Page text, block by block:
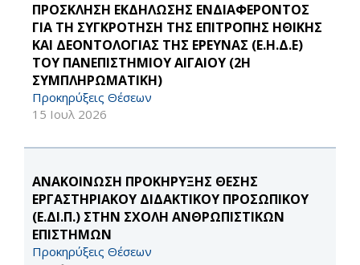
ΠΡΟΣΚΛΗΣΗ ΕΚΔΗΛΩΣΗΣ ΕΝΔΙΑΦΕΡΟΝΤΟΣ
ΓΙΑ ΤΗ ΣΥΓΚΡΟΤΗΣΗ ΤΗΣ ΕΠΙΤΡΟΠΗΣ ΗΘΙΚΗΣ
ΚΑΙ ΔΕΟΝΤΟΛΟΓΙΑΣ ΤΗΣ ΕΡΕΥΝΑΣ (Ε.Η.Δ.Ε)
ΤΟΥ ΠΑΝΕΠΙΣΤΗΜΙΟΥ ΑΙΓΑΙΟΥ (2Η
ΣΥΜΠΛΗΡΩΜΑΤΙΚΗ)
Προκηρύξεις Θέσεων
15 Ιουλ 2026
ΑΝΑΚΟΙΝΩΣΗ ΠΡΟΚΗΡΥΞΗΣ ΘΕΣΗΣ
ΕΡΓΑΣΤΗΡΙΑΚΟΥ ΔΙΔΑΚΤΙΚΟΥ ΠΡΟΣΩΠΙΚΟΥ
(Ε.ΔΙ.Π.) ΣΤΗΝ ΣΧΟΛΗ ΑΝΘΡΩΠΙΣΤΙΚΩΝ
ΕΠΙΣΤΗΜΩΝ
Προκηρύξεις Θέσεων